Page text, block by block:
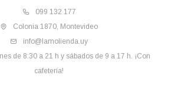
099 132 177
Colonia 1870, Montevideo
info@lamolienda.uy
de 8:30 a 21 h y sábados de 9 a 17 h. ¡Con
cafetería!